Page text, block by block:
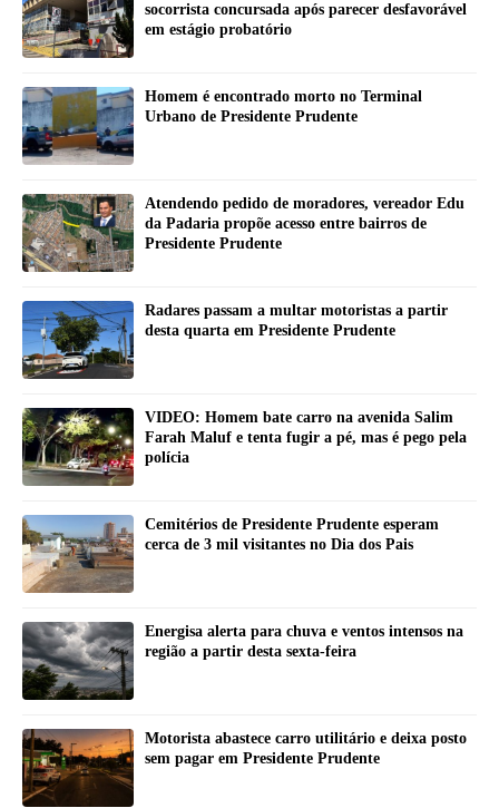
socorrista concursada após parecer desfavorável
em estágio probatório
Homem é encontrado morto no Terminal
Urbano de Presidente Prudente
Atendendo pedido de moradores, vereador Edu
da Padaria propõe acesso entre bairros de
Presidente Prudente
Radares passam a multar motoristas a partir
desta quarta em Presidente Prudente
VIDEO: Homem bate carro na avenida Salim
Farah Maluf e tenta fugir a pé, mas é pego pela
polícia
Cemitérios de Presidente Prudente esperam
cerca de 3 mil visitantes no Dia dos Pais
Energisa alerta para chuva e ventos intensos na
região a partir desta sexta-feira
Motorista abastece carro utilitário e deixa posto
sem pagar em Presidente Prudente